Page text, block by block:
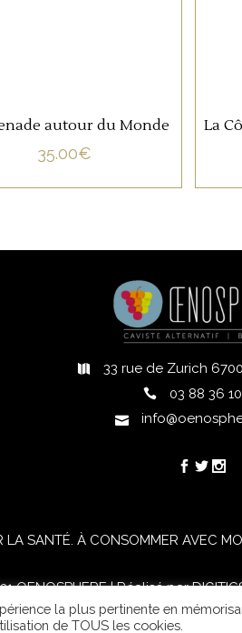
autour du Monde
35.00€
La
33 rue de Zurich
03 88 36
SANTÉ. À CONSOMMER AVEC
OENOSPHERE | Réalisé par
la plus pertinente en
de TOUS les cookies.